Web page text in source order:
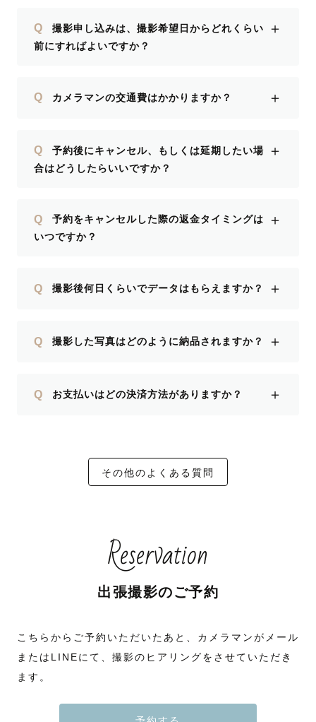
Q
撮影申し込みは、撮影希望日からどれくらい
前にすればよいですか？
＋
Q カメラマンの交通費はかかりますか？ ＋
Q
予約後にキャンセル、もしくは延期したい場
合はどうしたらいいですか？
＋
Q
予約をキャンセルした際の返金タイミングは
いつですか？
＋
Q 撮影後何日くらいでデータはもらえますか？ ＋
Q 撮影した写真はどのように納品されますか？ ＋
Q お支払いはどの決済方法がありますか？ ＋
その他のよくある質問
Reservation
出張撮影のご予約
こちらからご予約いただいたあと、カメラマンがメール
またはLINEにて、撮影のヒアリングをさせていただき
ます。